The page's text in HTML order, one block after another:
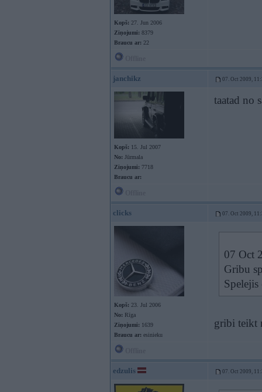
Kopš: 27. Jun 2006
Ziņojumi: 8379
Braucu ar: 22
janchikz 07. Oct 2009,
Kopš: 15. Jul 2007
No: Jūrmala
Ziņojumi: 7718
Braucu ar:
taatad no
clicks 07. Oct 2009,
Kopš: 23. Jul 2006
No: Rīga
Ziņojumi: 1639
Braucu ar: esinieku
07 Oct
Gribu
gribi teikt
edzulis 07. Oct 2009,